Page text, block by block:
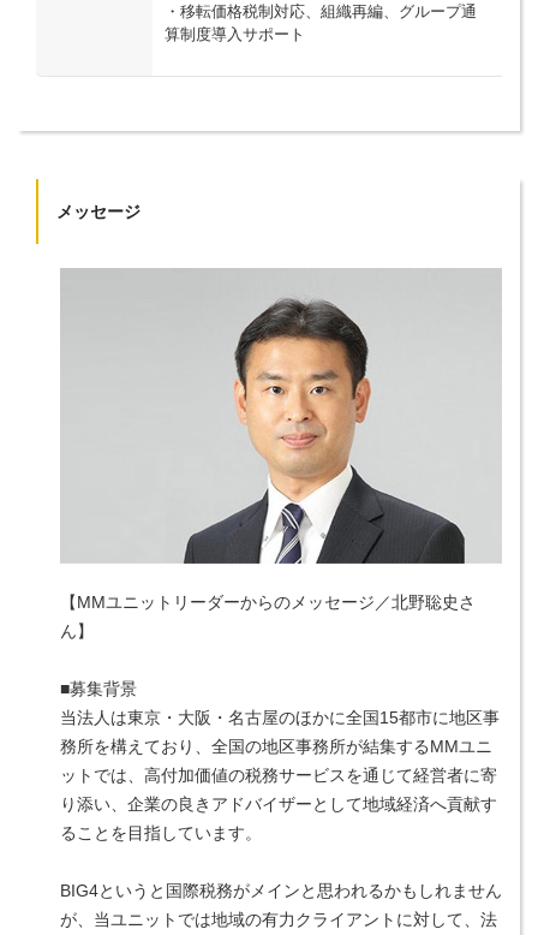
・移転価格税制対応、組織再編、グループ通
算制度導入サポート
メッセージ
【MMユニットリーダーからのメッセージ／北野聡史さ
ん】
■募集背景
当法人は東京・大阪・名古屋のほかに全国15都市に地区事
務所を構えており、全国の地区事務所が結集するMMユニ
ットでは、高付加価値の税務サービスを通じて経営者に寄
り添い、企業の良きアドバイザーとして地域経済へ貢献す
ることを目指しています。
BIG4というと国際税務がメインと思われるかもしれません
が、当ユニットでは地域の有力クライアントに対して、法